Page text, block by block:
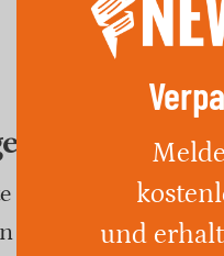
für
ein sonniger und
bis zu 17.5°C
und